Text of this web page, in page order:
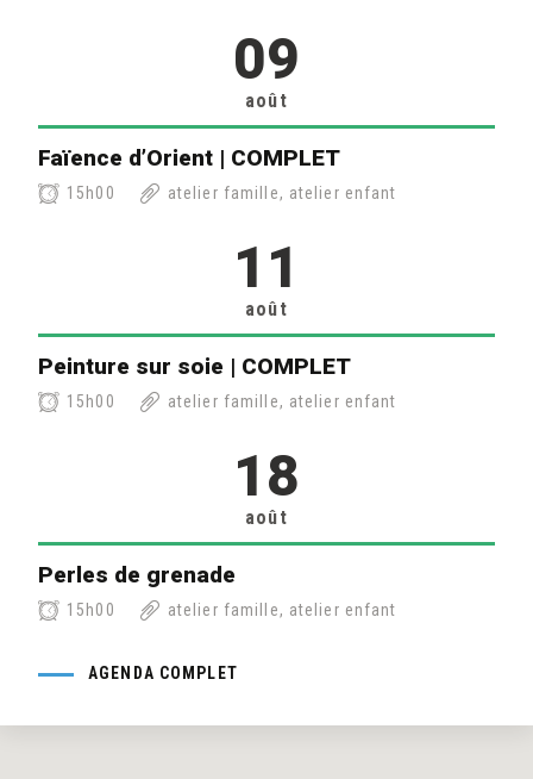
09
août
Faïence d’Orient | COMPLET
15h00 atelier famille, atelier enfant
11
août
Peinture sur soie | COMPLET
15h00 atelier famille, atelier enfant
18
août
Perles de grenade
15h00 atelier famille, atelier enfant
AGENDA COMPLET